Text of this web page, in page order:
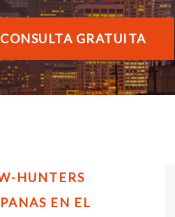
VERTEBRAL
LESIONADOS
PÚBLICAS
VISITACION VALLEY
GRATUITA
HUNTERS
EN EL